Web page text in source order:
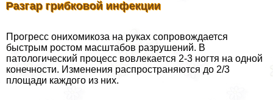
Разгар грибковой инфекции
Прогресс онихомикоза на руках сопровождается
быстрым ростом масштабов разрушений. В
патологический процесс вовлекается 2-3 ногтя на одной
конечности. Изменения распространяются до 2/3
площади каждого из них.